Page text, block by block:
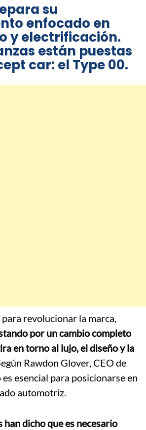
su
enfocado en
y electrificación.
están puestas
car: el Type 00.
revolucionar la marca,
por un cambio completo
en torno al lujo, el diseño y la
Rawdon Glover, CEO de
es esencial para posicionarse en
automotriz.
han dicho que es necesario